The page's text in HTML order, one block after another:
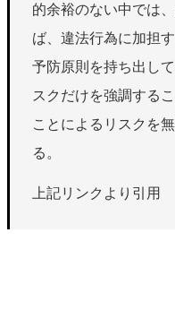
的余裕のない中では
ば、違法行為に加担
予防原則を持ち出し
スクだけを強調する
ことによるリスクを
る。
上記リンクより引用